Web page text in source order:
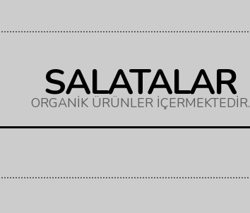
SALATALAR
ORGANİK ÜRÜNLER İÇERMEKTEDİR.